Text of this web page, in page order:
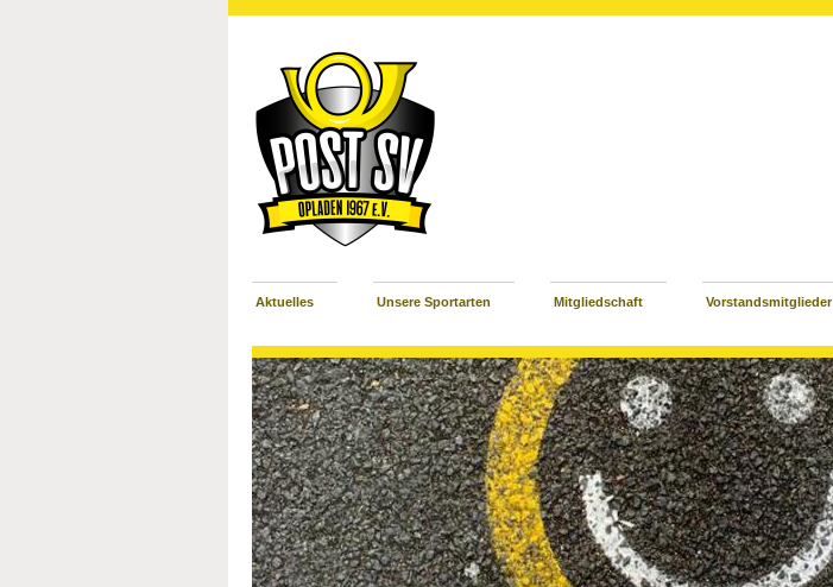
Aktuelles Unsere Sportarten Mitgliedschaft Vorstandsmitglieder